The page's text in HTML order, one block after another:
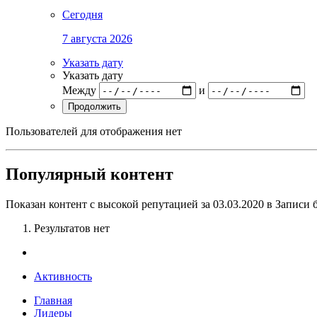
Сегодня
7 августа 2026
Указать дату
Указать дату
Между
и
Продолжить
Пользователей для отображения нет
Популярный контент
Показан контент с высокой репутацией за 03.03.2020 в Записи
Результатов нет
Активность
Главная
Лидеры